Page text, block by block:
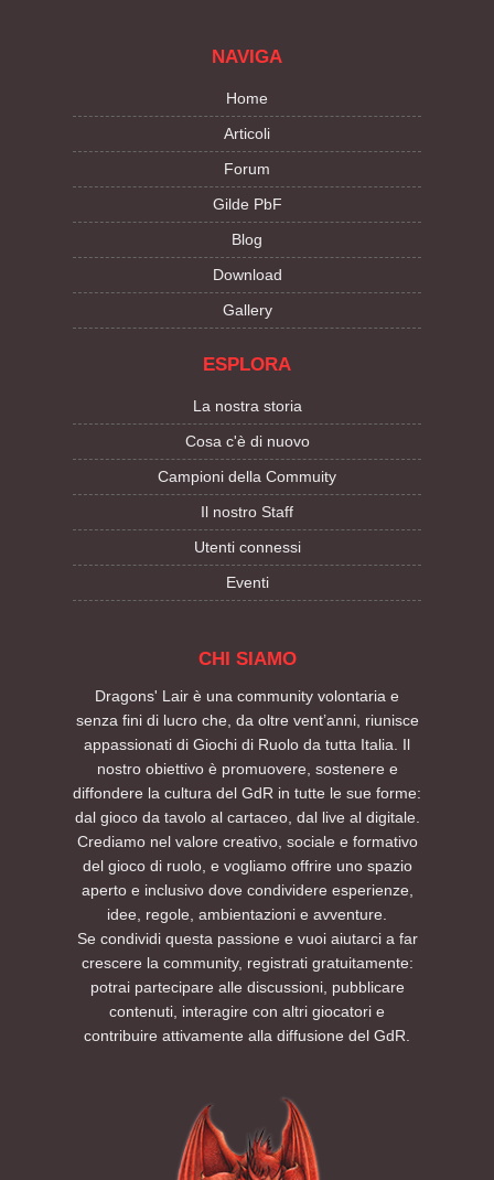
NAVIGA
Home
Articoli
Forum
Gilde PbF
Blog
Download
Gallery
ESPLORA
La nostra storia
Cosa c'è di nuovo
Campioni della Commuity
Il nostro Staff
Utenti connessi
Eventi
CHI SIAMO
Dragons' Lair è una community volontaria e
senza fini di lucro che, da oltre vent’anni, riunisce
appassionati di Giochi di Ruolo da tutta Italia. Il
nostro obiettivo è promuovere, sostenere e
diffondere la cultura del GdR in tutte le sue forme:
dal gioco da tavolo al cartaceo, dal live al digitale.
Crediamo nel valore creativo, sociale e formativo
del gioco di ruolo, e vogliamo offrire uno spazio
aperto e inclusivo dove condividere esperienze,
idee, regole, ambientazioni e avventure.
Se condividi questa passione e vuoi aiutarci a far
crescere la community, registrati gratuitamente:
potrai partecipare alle discussioni, pubblicare
contenuti, interagire con altri giocatori e
contribuire attivamente alla diffusione del GdR.